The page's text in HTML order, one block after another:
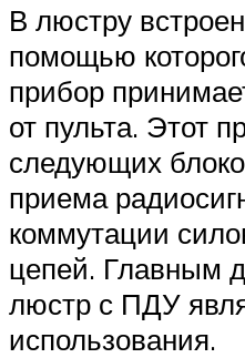
В люстру
помощью
прибор
от пульта. Этот
следующих
приема
коммутации
цепей. Главным
люстр с ПДУ
использования.